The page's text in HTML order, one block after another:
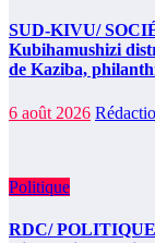
SUD-KIVU/
Kubihamushizi
de Kaziba,
6 août 2026
Politique
RDC/ POLITIQUE